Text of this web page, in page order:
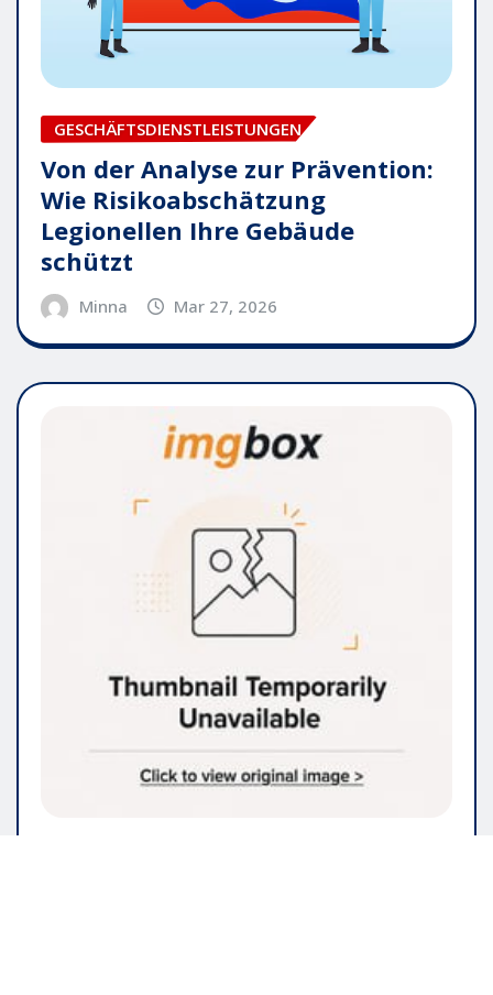
GESCHÄFTSDIENSTLEISTUNGEN
Von der Analyse zur Prävention:
Wie Risikoabschätzung
Legionellen Ihre Gebäude
schützt
Minna Mar 27, 2026